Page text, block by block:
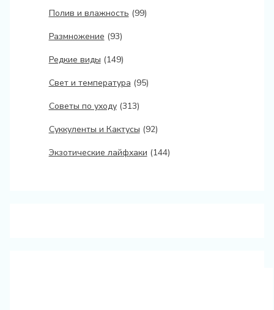
Полив и влажность (99)
Размножение (93)
Редкие виды (149)
Свет и температура (95)
Советы по уходу(313)
Суккуленты и Кактусы (92)
Экзотические лайфхаки (144)